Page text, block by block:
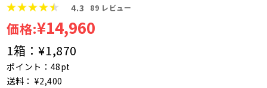
4.3 89 レビュー
価格:¥14,960
1箱：¥1,870
ポイント：48pt
送料： ¥2,400